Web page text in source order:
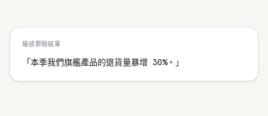
描述那個結果
「本季我們旗艦產品的退貨量暴增 30%。」